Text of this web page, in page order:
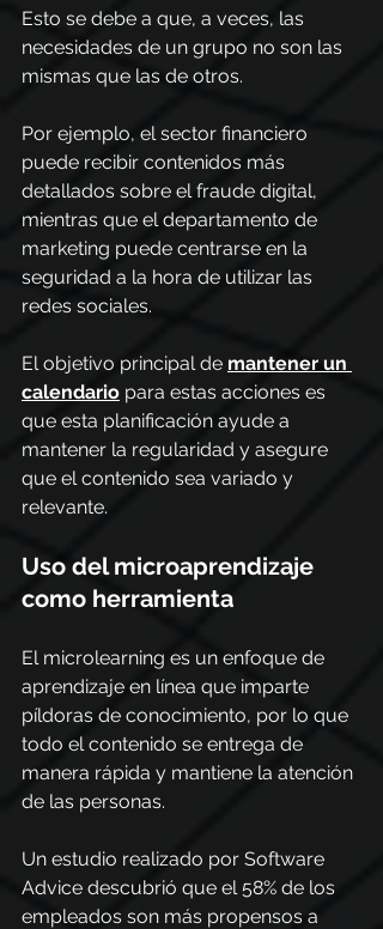
Esto se debe a que, a veces, las
necesidades de un grupo no son las
mismas que las de otros.
Por ejemplo, el sector financiero
puede recibir contenidos más
detallados sobre el fraude digital,
mientras que el departamento de
marketing puede centrarse en la
seguridad a la hora de utilizar las
redes sociales.
El objetivo principal de mantener un
calendario para estas acciones es
que esta planificación ayude a
mantener la regularidad y asegure
que el contenido sea variado y
relevante.
Uso del microaprendizaje
como herramienta
El microlearning es un enfoque de
aprendizaje en línea que imparte
píldoras de conocimiento, por lo que
todo el contenido se entrega de
manera rápida y mantiene la atención
de las personas.
Un estudio realizado por Software
Advice descubrió que el 58% de los
empleados son más propensos a